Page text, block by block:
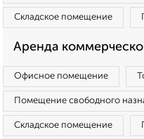
Складское помещение
Аренда
Офисное помещение
Помещение свободного
Складское помещение